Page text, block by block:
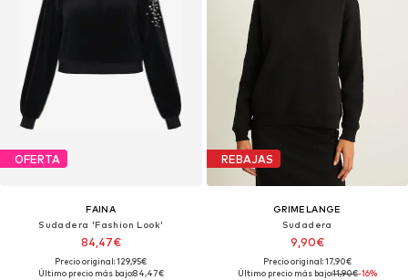
OFERTA
FAINA
Sudadera 'Fashion Look'
84,47€
Precio original: 129,95€
Último precio más bajo:84,47€
REBAJAS
GRIMELANGE
Sudadera
9,90€
Precio original: 17,90€
Último precio más bajo:11,90€-16%